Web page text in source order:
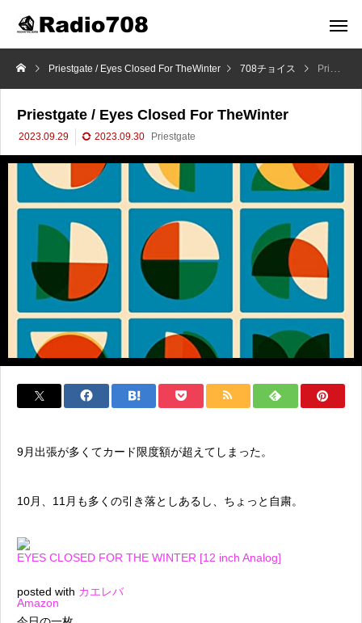
Priestgate / Eyes Closed For TheWinter 708チョイス Priestgate / Eyes Closed For TheWinter
Priestgate / Eyes Closed For TheWinter
2023.09.29 2023.09.30 Priestgate
9月出張が多くてカード限度額が超えてしまった。
10月、11月も多くの引き落としあるし、ちょっと自粛。
EYES CLOSED FOR THE WINTER [12 inch Analog]
posted with カエレバ
Amazon